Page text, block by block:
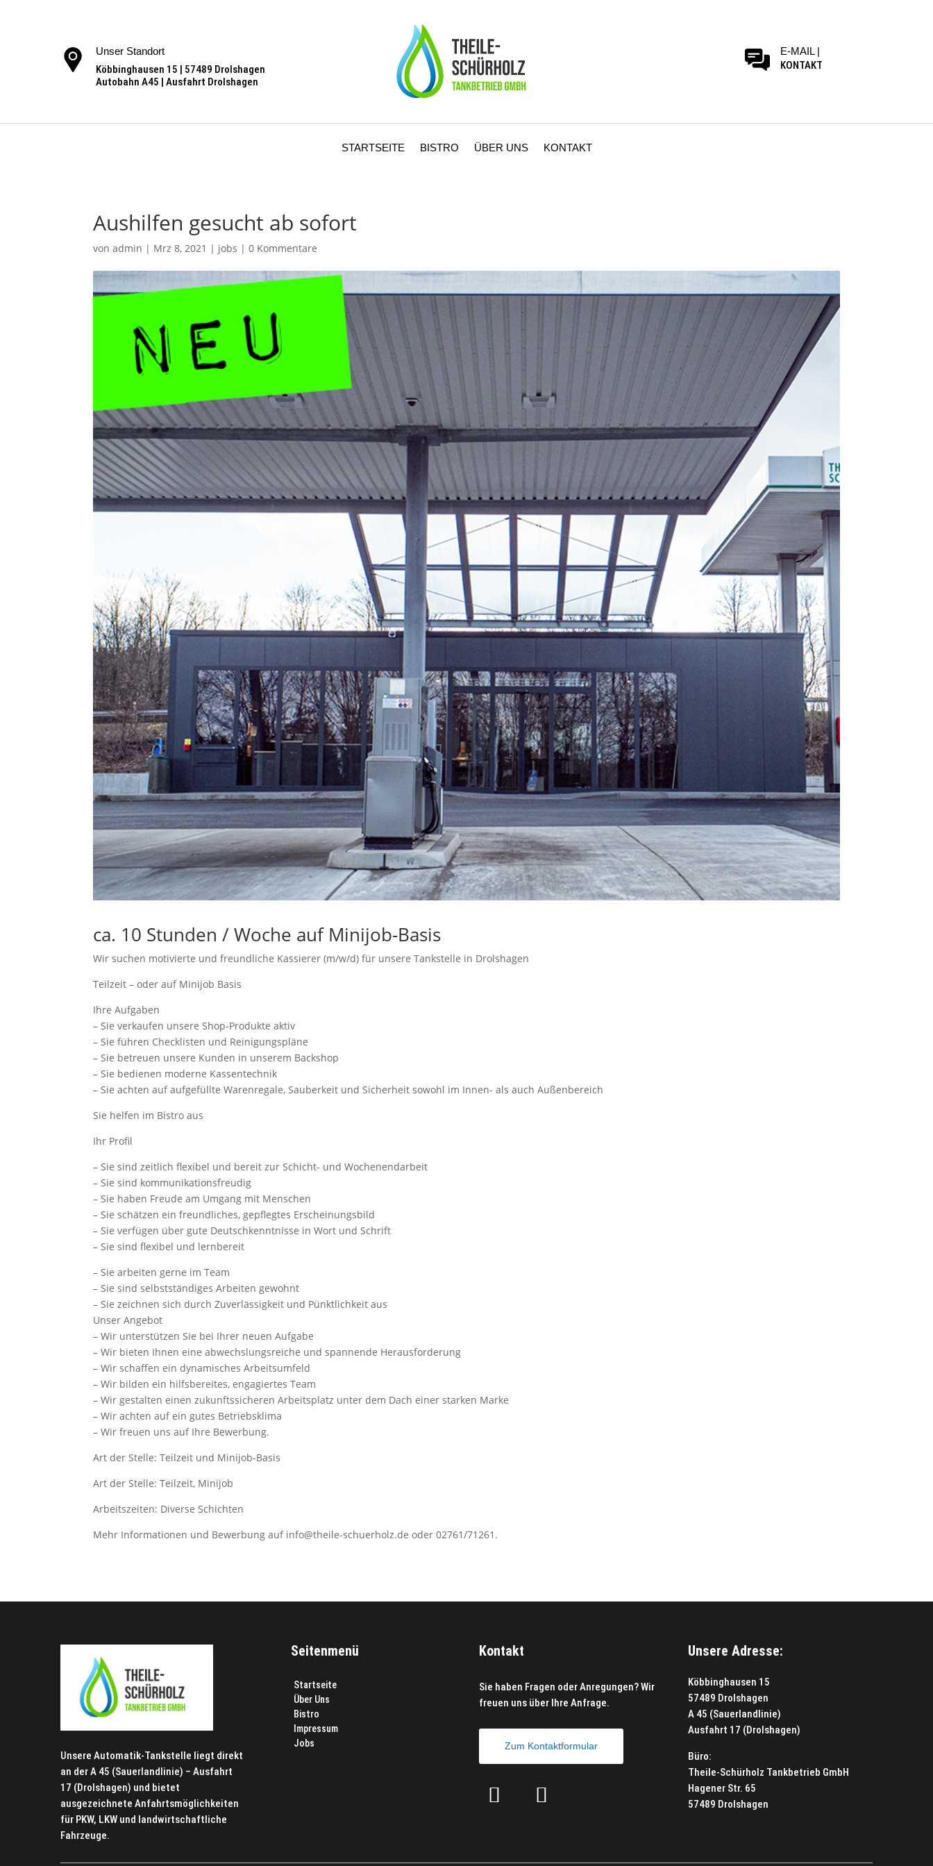
Unser Standort
Köbbinghausen 15 | 57489 Drolshagen
Autobahn A45 | Ausfahrt Drolshagen
E-MAIL |
KONTAKT
STARTSEITE BISTRO ÜBER UNS KONTAKT
Aushilfen gesucht ab sofort
vonadmin | Mrz 8, 2021 | jobs |0 Kommentare
ca. 10 Stunden / Woche auf Minijob-Basis
Wir suchen motivierte und freundliche Kassierer (m/w/d) für unsere Tankstelle in Drolshagen
Teilzeit – oder auf Minijob Basis
Ihre Aufgaben
– Sie verkaufen unsere Shop-Produkte aktiv
– Sie führen Checklisten und Reinigungspläne
– Sie betreuen unsere Kunden in unserem Backshop
– Sie bedienen moderne Kassentechnik
– Sie achten auf aufgefüllte Warenregale, Sauberkeit und Sicherheit sowohl im Innen- als auch Außenbereich
Sie helfen im Bistro aus
Ihr Profil
– Sie sind zeitlich flexibel und bereit zur Schicht- und Wochenendarbeit
– Sie sind kommunikationsfreudig
– Sie haben Freude am Umgang mit Menschen
– Sie schätzen ein freundliches, gepflegtes Erscheinungsbild
– Sie verfügen über gute Deutschkenntnisse in Wort und Schrift
– Sie sind flexibel und lernbereit
– Sie arbeiten gerne im Team
– Sie sind selbstständiges Arbeiten gewohnt
– Sie zeichnen sich durch Zuverlässigkeit und Pünktlichkeit aus
Unser Angebot
– Wir unterstützen Sie bei Ihrer neuen Aufgabe
– Wir bieten Ihnen eine abwechslungsreiche und spannende Herausforderung
– Wir schaffen ein dynamisches Arbeitsumfeld
– Wir bilden ein hilfsbereites, engagiertes Team
– Wir gestalten einen zukunftssicheren Arbeitsplatz unter dem Dach einer starken Marke
– Wir achten auf ein gutes Betriebsklima
– Wir freuen uns auf Ihre Bewerbung.
Art der Stelle: Teilzeit und Minijob-Basis
Art der Stelle: Teilzeit, Minijob
Arbeitszeiten: Diverse Schichten
Mehr Informationen und Bewerbung auf info@theile-schuerholz.de oder 02761/71261.
Unsere Automatik-Tankstelle liegt direkt
an der A 45 (Sauerlandlinie) – Ausfahrt
17 (Drolshagen) und bietet
ausgezeichnete Anfahrtsmöglichkeiten
für PKW, LKW und landwirtschaftliche
Fahrzeuge.
Seitenmenü
Startseite
Über Uns
Bistro
Impressum
Jobs
Kontakt
Sie haben Fragen oder Anregungen? Wir
freuen uns über Ihre Anfrage.
Zum Kontaktformular
Unsere Adresse:
Köbbinghausen 15
57489 Drolshagen
A 45 (Sauerlandlinie)
Ausfahrt 17 (Drolshagen)
Büro:
Theile-Schürholz Tankbetrieb GmbH
Hagener Str. 65
57489 Drolshagen